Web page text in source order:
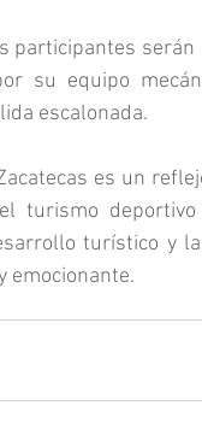
participantes
su equipo
escalonada.
es un
turismo
turístico y
emocionante.